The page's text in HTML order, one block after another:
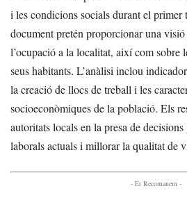
i les condicions socials durant el
document pretén proporcionar una
l’ocupació a la localitat, així com sobre
seus habitants. L’anàlisi inclou
la creació de llocs de treball i les
socioeconòmiques de la població. Els
autoritats locals en la presa de
laborals actuals i millorar la qualitat de
- Et Recomanem -